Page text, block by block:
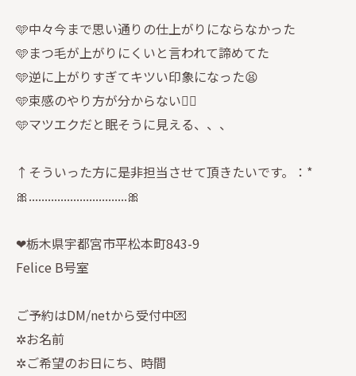
🩵中々今まで思い通りの仕上がりにならなかった
🩵まつ毛が上がりにくいと言われて諦めてた
🩵逆に上がりすぎてキツい印象になった😫
🩵束感のやり方が分からない🤦‍♀️
🩵マツエクだと眠そうに見える、、、
↑そういった方に是非担当させて頂きたいです。：*
🎀...............................🎀
❤︎栃木県宇都宮市平松本町843-9
Felice B号室
ご予約はDM/netから受付中💌
✲お名前
✲ご希望のお日にち、時間